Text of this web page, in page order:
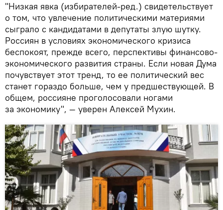
"Низкая явка (избирателей-ред.) свидетельствует
о том, что увлечение политическими материями
сыграло с кандидатами в депутаты злую шутку.
Россиян в условиях экономического кризиса
беспокоят, прежде всего, перспективы финансово-
экономического развития страны. Если новая Дума
почувствует этот тренд, то ее политический вес
станет гораздо больше, чем у предшествующей. В
общем, россияне проголосовали ногами
за экономику", — уверен Алексей Мухин.